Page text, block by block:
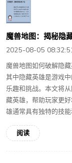
魔兽地图：揭秘隐
2025-08-05
魔兽地图如何破解隐
其中隐藏英雄是游戏
乐趣和挑战。本文将
藏英雄，帮助玩家更
雄通常具有独特的技
阅读